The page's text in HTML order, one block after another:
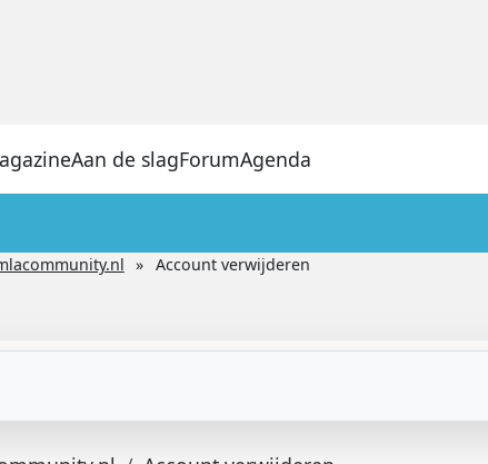
Aan de slagForumAgenda
Account verwijderen